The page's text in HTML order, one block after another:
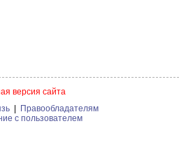
версия сайта
Правообладателям
с пользователем